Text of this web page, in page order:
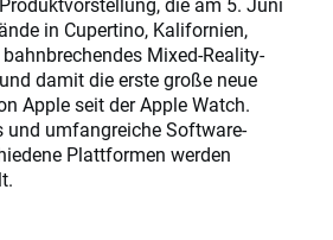
in Cupertino, Kalifornien,
Mixed-Reality-
damit die erste große neue
Apple seit der Apple Watch.
und umfangreiche Software-
Plattformen werden